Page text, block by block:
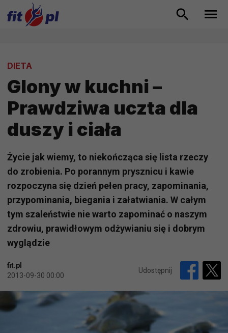
DIETA
Glony w kuchni –
Prawdziwa uczta dla
duszy i ciała
Życie jak wiemy, to niekończąca się lista rzeczy
do zrobienia. Po porannym prysznicu i kawie
rozpoczyna się dzień pełen pracy, zapominania,
przypominania, biegania i załatwiania. W całym
tym szaleństwie nie warto zapominać o naszym
zdrowiu, prawidłowym odżywianiu się i dobrym
wyglądzie
fit.pl
2013-09-30 00:00
Udostępnij